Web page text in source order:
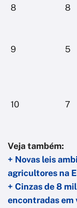
8 8
9 5
10 7
Veja também:
+ Novas leis
agricultores na
+ Cinzas de 8
encontradas em